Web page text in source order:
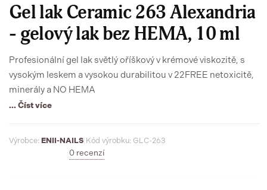
Gel lak Ceramic 263 Alexandria
- gelový lak bez HEMA, 10 ml
Profesionální gel lak světlý oříškový v krémové viskozitě, s
vysokým leskem a vysokou durabilitou v 22FREE netoxicitě,
... Číst více
Výrobce: ENII-NAILS Kód výrobku: GLC-263
0 recenzí